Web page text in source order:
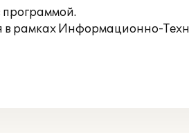
программой.
рамках Информационно-